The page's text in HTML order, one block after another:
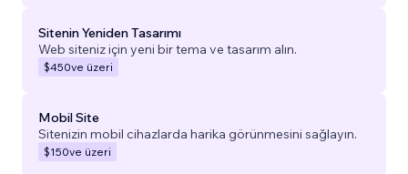
Sitenin Yeniden Tasarımı
Web siteniz için yeni bir tema ve tasarım alın.
$450ve üzeri
Mobil Site
Sitenizin mobil cihazlarda harika görünmesini sağlayın.
$150ve üzeri